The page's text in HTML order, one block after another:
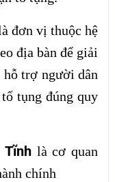
đơn vị thuộc hệ
địa bàn để giải
hỗ trợ người dân
tụng đúng quy
Tĩnh là cơ quan
chính